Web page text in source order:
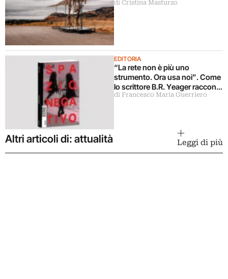
venduto il dinosauro più
di Cristina Masturzo
EDITORIA
“La rete non è più uno
strumento. Ora usa noi”. Come
lo scrittore B.R. Yeager racconta
Internet e il suo orrore
di Francesco Maria Guerriero
Altri articoli di: attualità Leggi di più